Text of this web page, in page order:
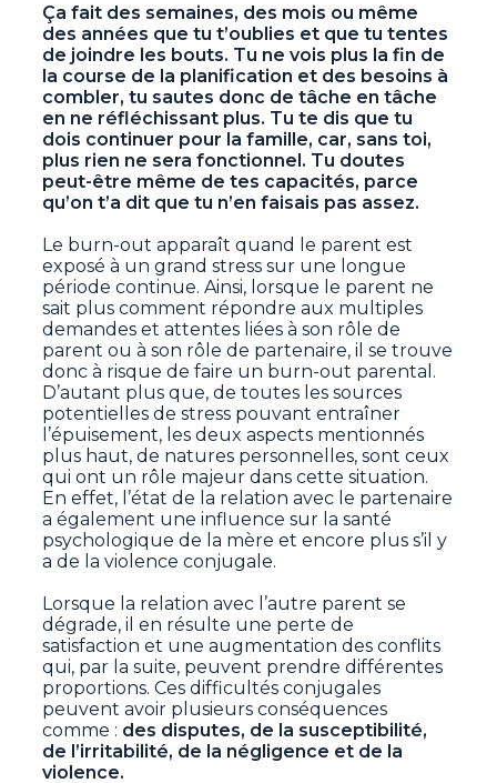
Ça fait des semaines, des mois ou même
des années que tu t’oublies et que tu tentes
de joindre les bouts. Tu ne vois plus la fin de
la course de la planification et des besoins à
combler, tu sautes donc de tâche en tâche
en ne réfléchissant plus. Tu te dis que tu
dois continuer pour la famille, car, sans toi,
plus rien ne sera fonctionnel. Tu doutes
peut-être même de tes capacités, parce
qu’on t’a dit que tu n’en faisais pas assez.
Le burn-out apparaît quand le parent est
exposé à un grand stress sur une longue
période continue. Ainsi, lorsque le parent ne
sait plus comment répondre aux multiples
demandes et attentes liées à son rôle de
parent ou à son rôle de partenaire, il se trouve
donc à risque de faire un burn-out parental.
D’autant plus que, de toutes les sources
potentielles de stress pouvant entraîner
l’épuisement, les deux aspects mentionnés
plus haut, de natures personnelles, sont ceux
qui ont un rôle majeur dans cette situation.
En effet, l’état de la relation avec le partenaire
a également une influence sur la santé
psychologique de la mère et encore plus s’il y
a de la violence conjugale.
Lorsque la relation avec l’autre parent se
dégrade, il en résulte une perte de
satisfaction et une augmentation des conflits
qui, par la suite, peuvent prendre différentes
proportions. Ces difficultés conjugales
peuvent avoir plusieurs conséquences
comme : des disputes, de la susceptibilité,
de l’irritabilité, de la négligence et de la
violence.